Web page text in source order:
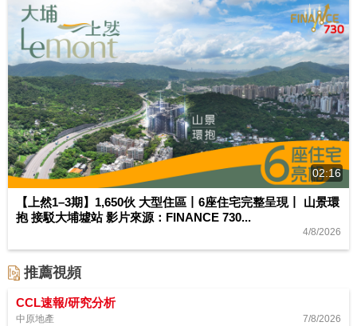
02:16
【上然1–3期】1,650伙 大型住區丨6座住宅完整呈現丨 山景環
抱 接駁大埔墟站 影片來源：FINANCE 730...
4/8/2026
推薦視頻
CCL速報/研究分析
中原地產 7/8/2026